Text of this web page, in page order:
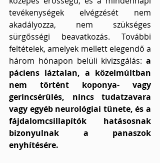
tevékenységek elvégzését nem
akadályozza, nem szükséges
sürgősségi beavatkozás. További
feltételek, amelyek mellett elegendő a
három hónapon belüli kivizsgálás: a
páciens láztalan, a közelmúltban
nem történt koponya- vagy
gerincsérülés, nincs tudatzavara
vagy egyéb neurológiai tünete, és a
fájdalomcsillapítók hatásosnak
bizonyulnak a panaszok
enyhítésére.